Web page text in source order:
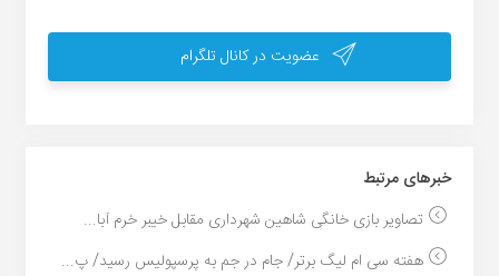
عضویت در کانال تلگرام
خبر‌های مرتبط
تصاویر بازی خانگی شاهین شهرداری مقابل خیبر خرم آبا...
هفته سی ام لیگ برتر/ جام در جم به پرسپولیس رسید/ پ...